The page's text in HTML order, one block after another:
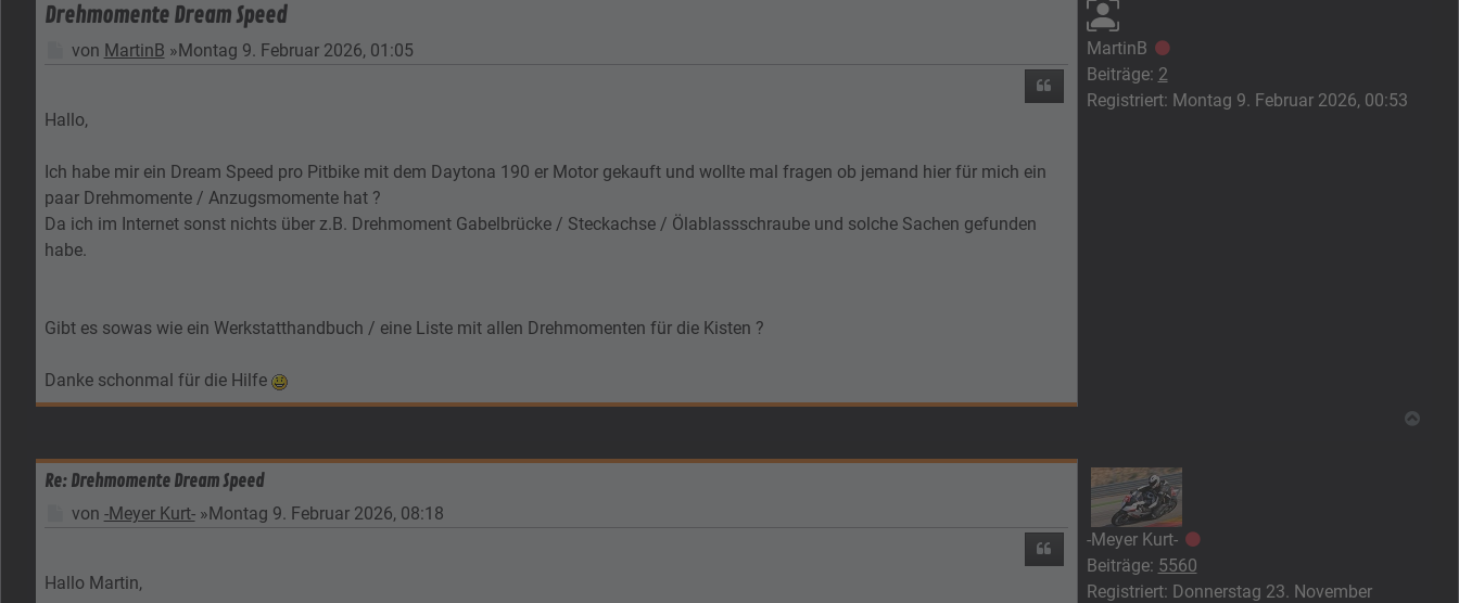
MartinB Offline
Beiträge: 2
Registriert: Montag 9. Februar 2026, 00:53
Drehmomente Dream Speed
Beitrag
von MartinB »Montag 9. Februar 2026, 01:05
Zitieren
Hallo,
Ich habe mir ein Dream Speed pro Pitbike mit dem Daytona 190 er Motor gekauft und wollte mal fragen ob jemand hier für mich ein
paar Drehmomente / Anzugsmomente hat ?
Da ich im Internet sonst nichts über z.B. Drehmoment Gabelbrücke / Steckachse / Ölablassschraube und solche Sachen gefunden
habe.
Gibt es sowas wie ein Werkstatthandbuch / eine Liste mit allen Drehmomenten für die Kisten ?
Danke schonmal für die Hilfe
-Meyer Kurt- Offline
Beiträge: 5560
Registriert: Donnerstag 23. November
Re: Drehmomente Dream Speed
Beitrag
von -Meyer Kurt-»Montag 9. Februar 2026, 08:18
Zitieren
Hallo Martin,